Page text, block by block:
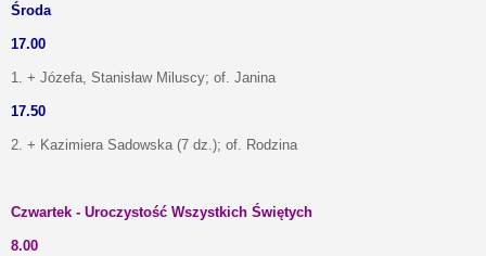
Środa
17.00
1. + Józefa, Stanisław Miluscy; of. Janina
17.50
2. + Kazimiera Sadowska (7 dz.); of. Rodzina
Czwartek - Uroczystość Wszystkich Świętych
8.00